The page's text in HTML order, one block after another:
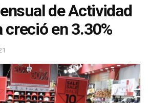
de Actividad
en 3.30%